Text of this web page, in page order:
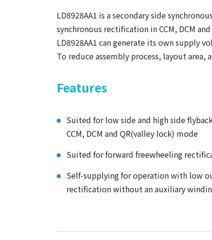
LD8928AA1 is a secondary side
synchronous rectification in CCM, DCM
LD8928AA1 can generate its own supply
To reduce assembly process, layout area,
Features
Suited for low side and high side
CCM, DCM and QR(valley lock) mode
Suited for forward freewheeling
Self-supplying for operation with low
rectification without an auxiliary